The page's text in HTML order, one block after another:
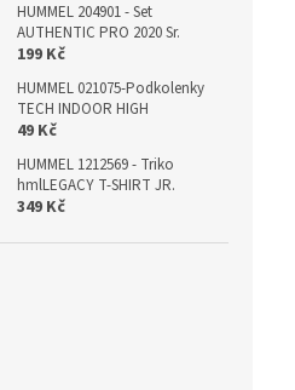
HUMMEL 204901 - Set
AUTHENTIC PRO 2020 Sr.
199 Kč
HUMMEL 021075-Podkolenky
TECH INDOOR HIGH
49 Kč
HUMMEL 1212569 - Triko
hmlLEGACY T-SHIRT JR.
349 Kč